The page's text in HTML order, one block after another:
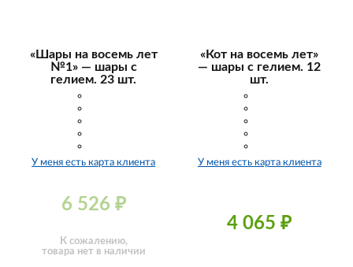
«Шары на восемь лет
№1» — шары с
гелием. 23 шт.
У меня есть карта клиента
6 526 ₽
К сожалению,
товара нет в наличии
«Кот на восемь лет»
— шары с гелием. 12
шт.
У меня есть карта клиента
4 065₽